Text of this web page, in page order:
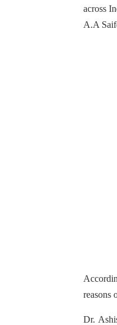
across
A.A
reasons
Dr.